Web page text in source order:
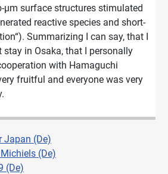
µm surface structures stimulated
reactive species and short-
Summarizing I can say, that I
stay in Osaka, that I personally
with Hamaguchi
fruitful and everyone was very
Japan (De)
(De)
(De)